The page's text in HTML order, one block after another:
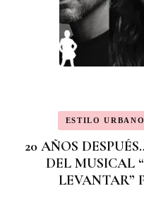
ESTILO URBANO
20 AÑOS
DEL MUSICAL
LEVANTAR”